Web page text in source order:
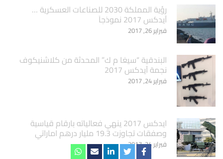
‏رؤية المملكة 2030 للصناعات العسكرية …
آيدكس 2017 نموذجاَ
فبراير 26, 2017
البندقية “سيغا م ك” المحدثة من كلاشنيكوف
نجمة آيدكس 2017
فبراير 24, 2017
ايدكس 2017 ينهي فعالياته بارقام قياسية
وصفقات تجاوزت 19.3 مليار درهم اماراتي
فبراير 24, 2017